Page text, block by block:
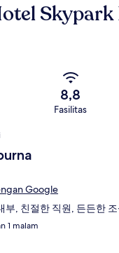
Skypark
8,8
Fasilitas
Google
부, 친절한 직원, 든든한
1 malam